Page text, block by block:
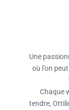
Une
où l’on
Chaque
tendre,